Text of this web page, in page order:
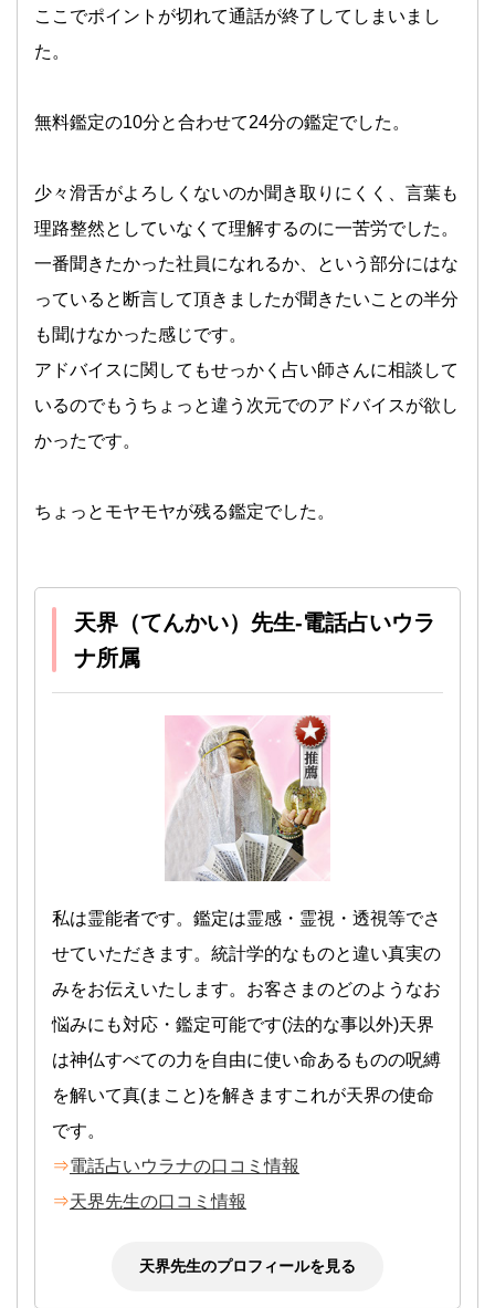
ここでポイントが切れて通話が終了してしまいまし
た。
無料鑑定の10分と合わせて24分の鑑定でした。
少々滑舌がよろしくないのか聞き取りにくく、言葉も
理路整然としていなくて理解するのに一苦労でした。
一番聞きたかった社員になれるか、という部分にはな
っていると断言して頂きましたが聞きたいことの半分
も聞けなかった感じです。
アドバイスに関してもせっかく占い師さんに相談して
いるのでもうちょっと違う次元でのアドバイスが欲し
かったです。
ちょっとモヤモヤが残る鑑定でした。
天界（てんかい）先生-電話占いウラ
ナ所属
私は霊能者です。鑑定は霊感・霊視・透視等でさ
せていただきます。統計学的なものと違い真実の
みをお伝えいたします。お客さまのどのようなお
悩みにも対応・鑑定可能です(法的な事以外)天界
は神仏すべての力を自由に使い命あるものの呪縛
を解いて真(まこと)を解きますこれが天界の使命
です。
⇒電話占いウラナの口コミ情報
⇒天界先生の口コミ情報
天界先生のプロフィールを見る